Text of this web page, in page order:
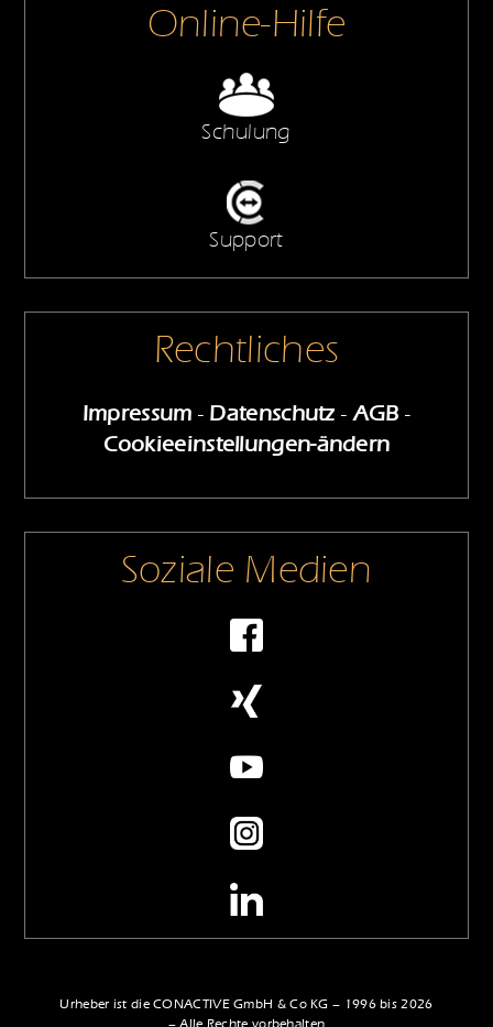
Online-Hilfe
Schulung
Support
Rechtliches
Impressum - Datenschutz -AGB -
Cookieeinstellungen-ändern
Soziale Medien
Urheber ist die CONACTIVE GmbH & Co KG – 1996 bis 2026
– Alle Rechte vorbehalten